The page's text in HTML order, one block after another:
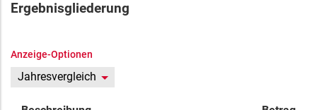
Ergebnisgliederung
Anzeige-Optionen
Jahresvergleich